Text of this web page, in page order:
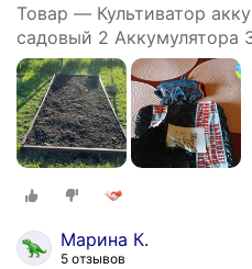
Товар — Культиватор
садовый 2 Аккумулятора
Марина К.
5 отзывов